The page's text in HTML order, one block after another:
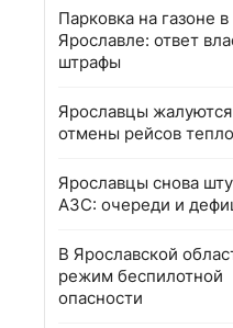
Парковка на газоне в
Ярославле: ответ
штрафы
Ярославцы
отмены рейсов
Ярославцы снова
АЗС: очереди и
В Ярославской
режим беспилотной
опасности